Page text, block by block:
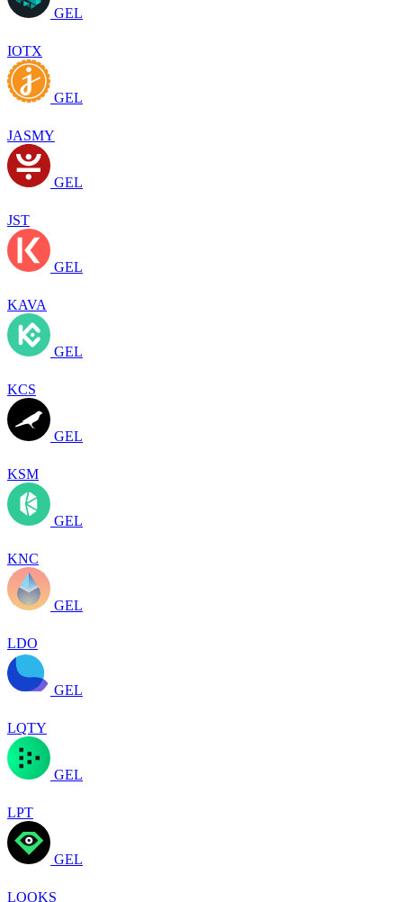
GEL
IOTX
GEL
JASMY
GEL
JST
GEL
KAVA
GEL
KCS
GEL
KSM
GEL
KNC
GEL
LDO
GEL
LQTY
GEL
LPT
GEL
LOOKS